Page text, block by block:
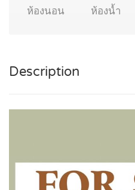
ห้องนอน
ห้องน้ำ
Description